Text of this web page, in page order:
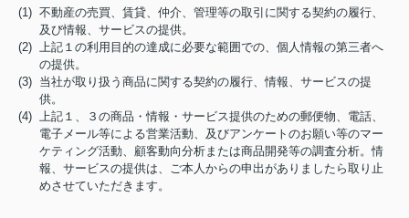
(1) 不動産の売買、賃貸、仲介、管理等の取引に関する契約の履行、
及び情報、サービスの提供。
(2) 上記１の利用目的の達成に必要な範囲での、個人情報の第三者へ
の提供。
(3) 当社が取り扱う商品に関する契約の履行、情報、サービスの提
供。
(4) 上記１、３の商品・情報・サービス提供のための郵便物、電話、
電子メール等による営業活動、及びアンケートのお願い等のマー
ケティング活動、顧客動向分析または商品開発等の調査分析。情
報、サービスの提供は、ご本人からの申出がありましたら取り止
めさせていただきます。